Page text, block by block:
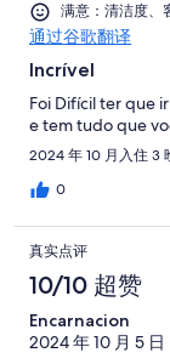
满意：清洁度、
通过谷歌翻译
Incrível
Foi Difícil ter que
e tem tudo que
2024 年 10 月入住 3
0
真实点评
10/10 超赞
Encarnacion
2024 年 10 月 5 日